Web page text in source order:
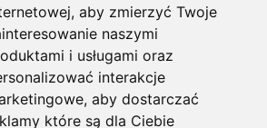
, aby zmierzyć Twoje
naszymi
i usługami oraz
interakcje
, aby dostarczać
które są dla Ciebie
reklamowe dla firmy,
zainteresowanie
grudnia, 2025 0